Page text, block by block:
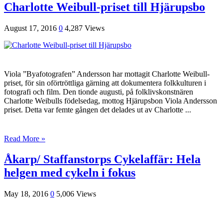
Charlotte Weibull-priset till Hjärupsbo
August 17, 2016 0 4,287 Views
Viola ”Byafotografen” Andersson har mottagit Charlotte Weibull-
priset, för sin oförtröttliga gärning att dokumentera folkkulturen i
fotografi och film. Den tionde augusti, på folklivskonstnären
Charlotte Weibulls födelsedag, mottog Hjärupsbon Viola Andersson
priset. Detta var femte gången det delades ut av Charlotte ...
Read More »
Åkarp/ Staffanstorps Cykelaffär: Hela
helgen med cykeln i fokus
May 18, 2016 0 5,006 Views